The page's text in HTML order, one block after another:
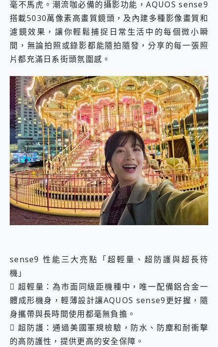
毫不馬虎。潮流咖必備的攝影功能，AQUOS sense9
搭載5030萬像素高畫質鏡頭，及內建多種影像畫質和
濾鏡效果，讓你輕鬆捕捉日常生活中的每個微小瞬
間，無論拍照或錄影都能隨拍隨發，分享的每一張照
片都充滿日系街頭氛圍感。
sense9 性能三大亮點「超輕量、超防護與超長待
機」
 超輕量：為市面同級距機種中，唯一配備鋁合金一
體成形機身，輕薄設計讓AQUOS sense9更好握，隨
身攜帶與長時間使用都毫無負擔。
 超防護：通過美國軍規檢驗，防水、防塵和耐衝擊
的高防護性，提供更高的安全保障。